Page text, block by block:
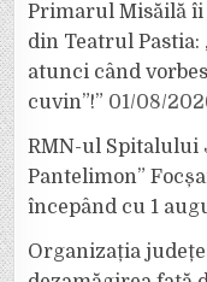
Primarul Misăilă
din Teatrul Pastia:
atunci când
cuvin”!” 01/08/
RMN-ul Spitalului
Pantelimon”
începând cu 1
Organizația